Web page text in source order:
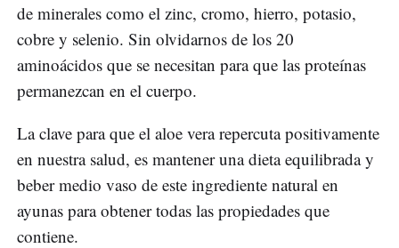
de minerales como el zinc, cromo, hierro, potasio,
cobre y selenio. Sin olvidarnos de los 20
aminoácidos que se necesitan para que las proteínas
permanezcan en el cuerpo.
La clave para que el aloe vera repercuta positivamente
en nuestra salud, es mantener una dieta equilibrada y
beber medio vaso de este ingrediente natural en
ayunas para obtener todas las propiedades que
contiene.